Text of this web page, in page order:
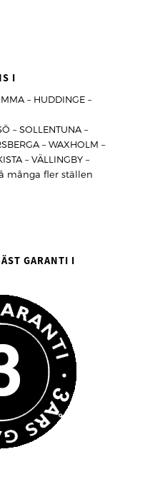
I
– HUDDINGE –
– SOLLENTUNA –
– WAXHOLM –
– VÄLLINGBY –
många fler ställen
GARANTI I